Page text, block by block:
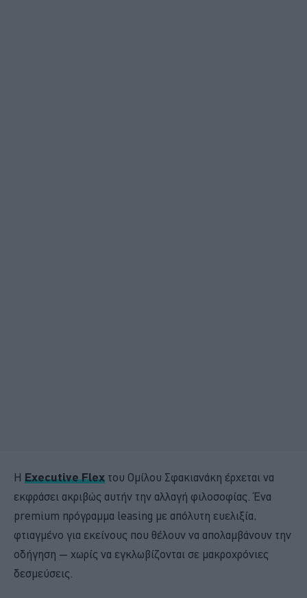
Η Executive Flex του Ομίλου Σφακιανάκη έρχεται να
εκφράσει ακριβώς αυτήν την αλλαγή φιλοσοφίας. Ένα
premium πρόγραμμα leasing με απόλυτη ευελιξία,
φτιαγμένο για εκείνους που θέλουν να απολαμβάνουν την
οδήγηση — χωρίς να εγκλωβίζονται σε μακροχρόνιες
δεσμεύσεις.